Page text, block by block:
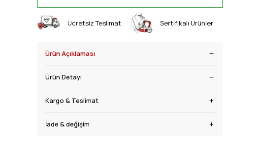
Ücretsiz Teslimat Sertifikalı Ürünler
Ürün Açıklaması
Ürün Detayı
Kargo & Teslimat
İade & değişim